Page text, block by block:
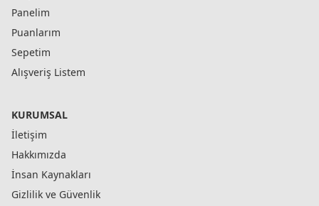
Panelim
Puanlarım
Sepetim
Alışveriş Listem
KURUMSAL
İletişim
Hakkımızda
İnsan Kaynakları
Gizlilik ve Güvenlik